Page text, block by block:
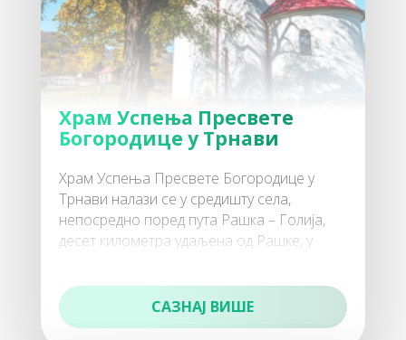
80
Културна понуда
Храм Успења Пресвете
Богородице у Трнави
Храм Успења Пресвете Богородице у
Трнави налази се у средишту села,
непосредно поред пута Рашка – Голија,
десет километра удаљена од Рашке, у
САЗНАЈ ВИШЕ